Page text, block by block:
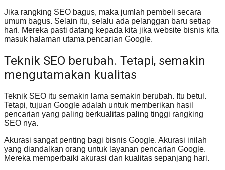
Jika rangking SEO bagus, maka jumlah pembeli secara
umum bagus. Selain itu, selalu ada pelanggan baru setiap
hari. Mereka pasti datang kepada kita jika website bisnis kita
masuk halaman utama pencarian Google.
Teknik SEO berubah. Tetapi, semakin
mengutamakan kualitas
Teknik SEO itu semakin lama semakin berubah. Itu betul.
Tetapi, tujuan Google adalah untuk memberikan hasil
pencarian yang paling berkualitas paling tinggi rangking
SEO nya.
Akurasi sangat penting bagi bisnis Google. Akurasi inilah
yang diandalkan orang untuk layanan pencarian Google.
Mereka memperbaiki akurasi dan kualitas sepanjang hari.